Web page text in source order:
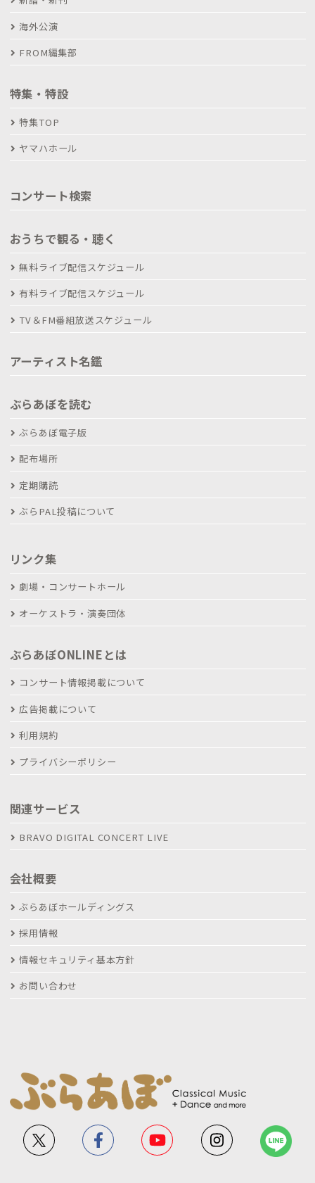
海外公演
FROM編集部
特集・特設
特集TOP
ヤマハホール
コンサート検索
おうちで観る・聴く
無料ライブ配信スケジュール
有料ライブ配信スケジュール
TV＆FM番組放送スケジュール
アーティスト名鑑
ぶらあぼを読む
ぶらあぼ電子版
配布場所
定期購読
ぶらPAL投稿について
リンク集
劇場・コンサートホール
オーケストラ・演奏団体
ぶらあぼONLINEとは
コンサート情報掲載について
広告掲載について
利用規約
プライバシーポリシー
関連サービス
BRAVO DIGITAL CONCERT LIVE
会社概要
ぶらあぼホールディングス
採用情報
情報セキュリティ基本方針
お問い合わせ